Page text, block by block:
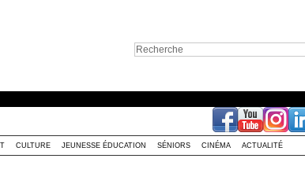
CULTURE JEUNESSE ÉDUCATION SÉNIORS CINÉMA ACTUALITÉ